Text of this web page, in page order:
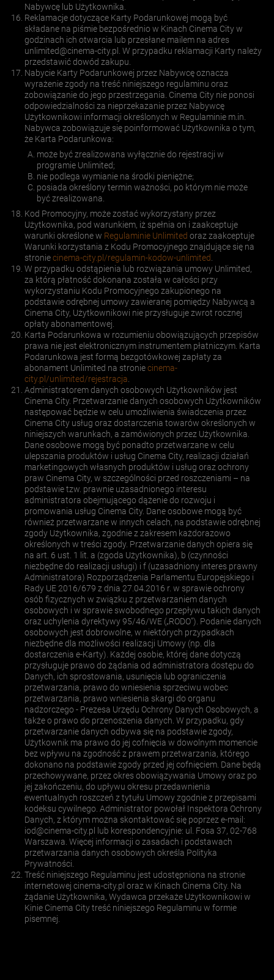
Nabywcę lub Użytkownika.
Reklamacje dotyczące Karty Podarunkowej mogą być
składane na piśmie bezpośrednio w Kinach Cinema City w
godzinach ich otwarcia lub przesłane mailem na adres
unlimited@cinema-city.pl
. W przypadku reklamacji Karty należy
przedstawić dowód zakupu.
Nabycie Karty Podarunkowej przez Nabywcę oznacza
wyrażenie zgody na treść niniejszego regulaminu oraz
zobowiązanie do jego przestrzegania. Cinema City nie ponosi
odpowiedzialności za nieprzekazanie przez Nabywcę
Użytkownikowi informacji określonych w Regulaminie m.in.
Nabywca zobowiązuje się poinformować Użytkownika o tym,
że Karta Podarunkowa:
może być zrealizowana wyłącznie do rejestracji w
programie Unlimited;
nie podlega wymianie na środki pieniężne;
posiada określony termin ważności, po którym nie może
być zrealizowana.
Kod Promocyjny, może zostać wykorzystany przez
Użytkownika, pod warunkiem, iż spełnia on i zaakceptuje
warunki określone w Regulaminie Unlimited oraz zaakceptuje
Warunki korzystania z Kodu Promocyjnego znajdujące się na
stroniecinema-city.pl/regulamin-kodow-unlimited
W przypadku odstąpienia lub rozwiązania umowy Unlimited,
za którą płatność dokonana została w całości przy
wykorzystaniu Kodu Promocyjnego zakupionego na
podstawie odrębnej umowy zawieranej pomiędzy Nabywcą a
Cinema City, Użytkownikowi nie przysługuje zwrot rocznej
opłaty abonamentowej.
Karta Podarunkowa w rozumieniu obowiązujących przepisów
prawa nie jest elektronicznym instrumentem płatniczym. Karta
Podarunkowa jest formą bezgotówkowej zapłaty za
abonament Unlimited na stroniecinema-
city.pl/unlimited/rejestracja
Administratorem danych osobowych Użytkowników jest
Cinema City. Przetwarzanie danych osobowych Użytkowników
następować będzie w celu umożliwienia świadczenia przez
Cinema City usług oraz dostarczenia towarów określonych w
niniejszych warunkach, a zamówionych przez Użytkownika.
Dane osobowe mogą być ponadto przetwarzane w celu
ulepszania produktów i usług Cinema City, realizacji działań
marketingowych własnych produktów i usług oraz ochrony
praw Cinema City, w szczególności przed roszczeniami – na
podstawie tzw. prawnie uzasadnionego interesu
administratora obejmującego dążenie do rozwoju i
promowania usług Cinema City. Dane osobowe mogą być
również przetwarzane w innych celach, na podstawie odrębnej
zgody Użytkownika, zgodnie z zakresem każdorazowo
określonych w treści zgody. Przetwarzanie danych opiera się
na art. 6 ust. 1 lit. a (zgoda Użytkownika), b (czynności
niezbędne do realizacji usługi) i f (uzasadniony interes prawny
Administratora) Rozporządzenia Parlamentu Europejskiego i
Rady UE 2016/679 z dnia 27.04.2016 r. w sprawie ochrony
osób fizycznych w związku z przetwarzaniem danych
osobowych i w sprawie swobodnego przepływu takich danych
oraz uchylenia dyrektywy 95/46/WE („RODO”). Podanie danych
osobowych jest dobrowolne, w niektórych przypadkach
niezbędne dla możliwości realizacji Umowy (np. dla
dostarczenia e-Karty). Każdej osobie, której dane dotyczą
przysługuje prawo do żądania od administratora dostępu do
Danych, ich sprostowania, usunięcia lub ograniczenia
przetwarzania, prawo do wniesienia sprzeciwu wobec
przetwarzania, prawo wniesienia skargi do organu
nadzorczego - Prezesa Urzędu Ochrony Danych Osobowych, a
także o prawo do przenoszenia danych. W przypadku, gdy
przetwarzanie danych odbywa się na podstawie zgody,
Użytkownik ma prawo do jej cofnięcia w dowolnym momencie
bez wpływu na zgodność z prawem przetwarzania, którego
dokonano na podstawie zgody przed jej cofnięciem. Dane będą
przechowywane, przez okres obowiązywania Umowy oraz po
jej zakończeniu, do upływu okresu przedawnienia
ewentualnych roszczeń z tytułu Umowy zgodnie z przepisami
kodeksu cywilnego. Administrator powołał Inspektora Ochrony
Danych, z którym można skontaktować się poprzez e-mail:
iod@cinema-city.pl
lub korespondencyjnie: ul. Fosa 37, 02-768
Warszawa. Więcej informacji o zasadach i podstawach
przetwarzania danych osobowych określa Polityka
Prywatności.
Treść niniejszego Regulaminu jest udostępniona na stronie
internetowej cinema-city.pl oraz w Kinach Cinema City. Na
żądanie Użytkownika, Wydawca przekaże Użytkownikowi w
Kinie Cinema City treść niniejszego Regulaminu w formie
pisemnej.